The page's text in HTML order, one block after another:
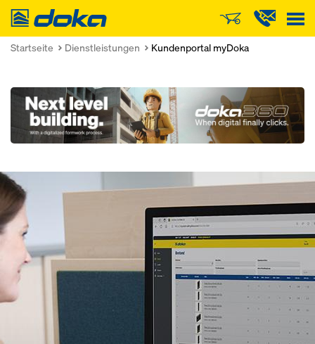
Doka
Startseite Dienstleistungen Kundenportal myDoka
Open